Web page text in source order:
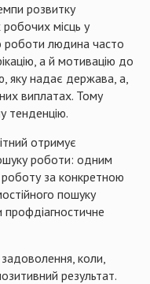
розвитку
місць у
роботи людина часто
а й мотивацію до
яку надає держава, а,
виплатах. Тому
тенденцію.
отримує
роботи: одним
за конкретною
пошуку
профдіагностичне
коли,
результат.